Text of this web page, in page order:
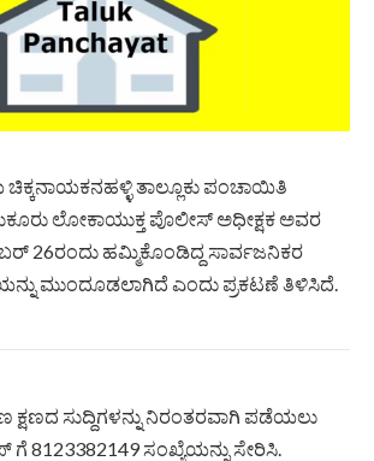
ತಾಲ್ಲೂಕು ಪಂಚಾಯಿತಿ
ಲೋಕಾಯುಕ್ತ ಪೊಲೀಸ್ ಅಧೀಕ್ಷಕ ಅವರ
26ರಂದು ಹಮ್ಮಿಕೊಂಡಿದ್ದ ಸಾರ್ವಜನಿಕರ
ಮುಂದೂಡಲಾಗಿದೆ ಎಂದು ಪ್ರಕಟಣೆ ತಿಳಿಸಿದೆ.
ಕ್ಷಣದ ಸುದ್ದಿಗಳನ್ನು ನಿರಂತರವಾಗಿ ಪಡೆಯಲು
ಗೆ 8123382149 ಸಂಖ್ಯೆಯನ್ನು ಸೇರಿಸಿ.